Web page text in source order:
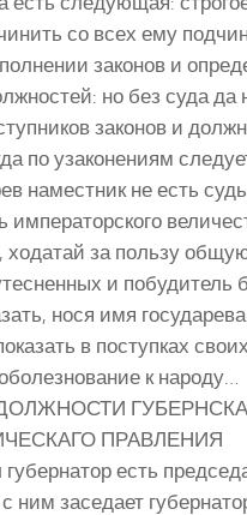
со всех ему
законов и
но без суда да
законов и
по узаконениям
наместник не есть
императорского
ходатай за пользу
и побудитель
нося имя
в поступках
к народу…
ДОЛЖНОСТИ
ПРАВЛЕНИЯ
есть
ним заседает